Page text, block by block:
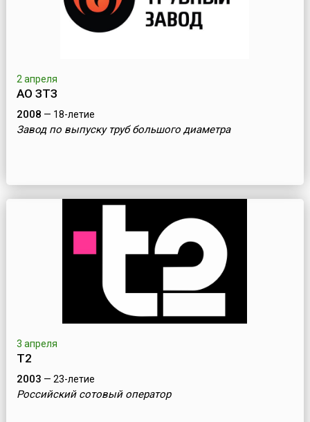
2 апреля
АО ЗТЗ
2008 — 18-летие
Завод по выпуску труб большого диаметра
3 апреля
Т2
2003 — 23-летие
Российский сотовый оператор